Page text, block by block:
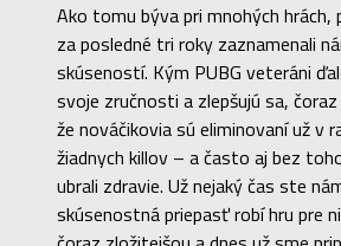
Ako tomu býva pri mnohých hrách,
za posledné tri roky zaznamenali
skúseností. Kým PUBG veteráni
svoje zručnosti a zlepšujú sa,
že nováčikovia sú eliminovaní už v
žiadnych killov – a často aj bez
ubrali zdravie. Už nejaký čas ste
skúsenostná priepasť robí hru pre